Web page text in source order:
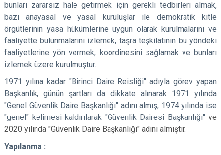
bunları zararsız hale getirmek için gerekli tedbirleri almak,
bazı anayasal ve yasal kuruluşlar ile demokratik kitle
örgütlerinin yasa hükümlerine uygun olarak kurulmalarını ve
faaliyette bulunmalarını izlemek, taşra teşkilatının bu yöndeki
faaliyetlerine yön vermek, koordinesini sağlamak ve bunları
izlemek üzere kurulmuştur.
1971 yılına kadar "Birinci Daire Reisliği" adıyla görev yapan
Başkanlık, günün şartları da dikkate alınarak 1971 yılında
"Genel Güvenlik Daire Başkanlığı" adını almış, 1974 yılında ise
"genel" kelimesi kaldırılarak "Güvenlik Dairesi Başkanlığı" ve
2020 yılında "Güvenlik Daire Başkanlığı" adını almıştır.
Yapılanma :